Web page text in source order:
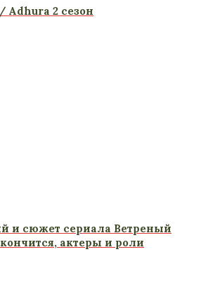
2 сезон
и сюжет сериала Ветреный
актеры и роли